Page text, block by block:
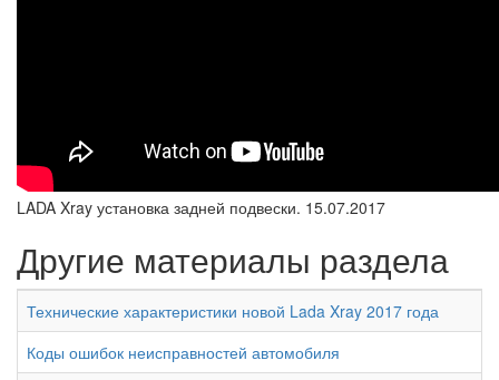
LADA Xray установка задней подвески. 15.07.2017
Другие материалы раздела
Технические характеристики новой Lada Xray 2017 года
Коды ошибок неисправностей автомобиля